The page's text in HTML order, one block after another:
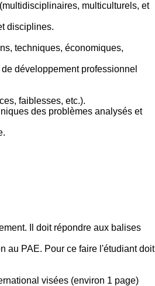
multiculturels, et
disciplines.
techniques, économiques,
développement professionnel
faiblesses, etc.).
des problèmes analysés et
Il doit répondre aux balises
au PAE. Pour ce faire l'étudiant doit
visées (environ 1 page)